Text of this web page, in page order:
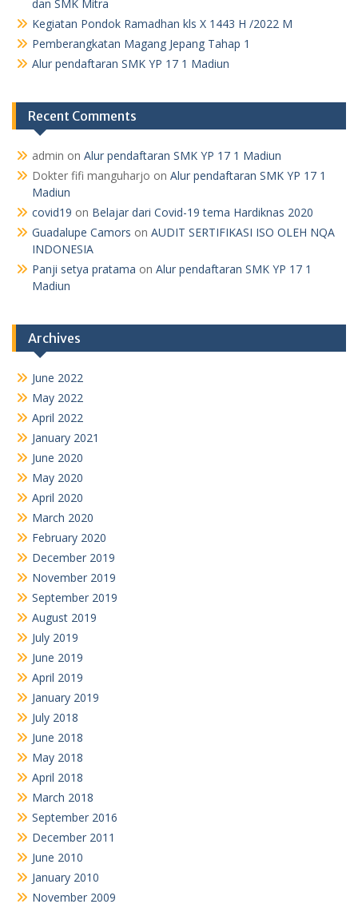
dan SMK Mitra
Kegiatan Pondok Ramadhan kls X 1443 H /2022 M
Pemberangkatan Magang Jepang Tahap 1
Alur pendaftaran SMK YP 17 1 Madiun
Recent Comments
admin on Alur pendaftaran SMK YP 17 1 Madiun
Dokter fifi manguharjo on Alur pendaftaran SMK YP 17 1
Madiun
covid19 on Belajar dari Covid-19 tema Hardiknas 2020
Guadalupe Camors on AUDIT SERTIFIKASI ISO OLEH NQA
INDONESIA
Panji setya pratama on Alur pendaftaran SMK YP 17 1
Madiun
Archives
June 2022
May 2022
April 2022
January 2021
June 2020
May 2020
April 2020
March 2020
February 2020
December 2019
November 2019
September 2019
August 2019
July 2019
June 2019
April 2019
January 2019
July 2018
June 2018
May 2018
April 2018
March 2018
September 2016
December 2011
June 2010
January 2010
November 2009